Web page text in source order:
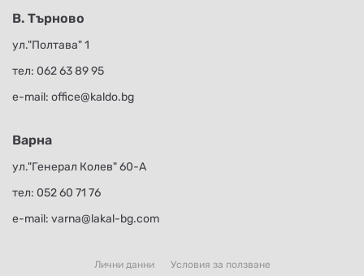
В. Търново
ул."Полтава" 1
тел: 062 63 89 95
е-mail: office@kaldo.bg
Варна
ул."Генерал Колев" 60-А
тел: 052 60 71 76
е-mail: varna@lakal-bg.com
Лични данни Условия за ползване